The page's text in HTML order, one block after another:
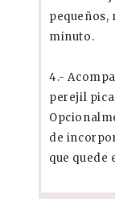
pequeños,
minuto.
4.-
perejil
de
que quede